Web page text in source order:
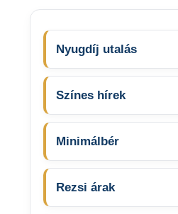
Nyugdíj utalás
Színes hírek
Minimálbér
Rezsi árak